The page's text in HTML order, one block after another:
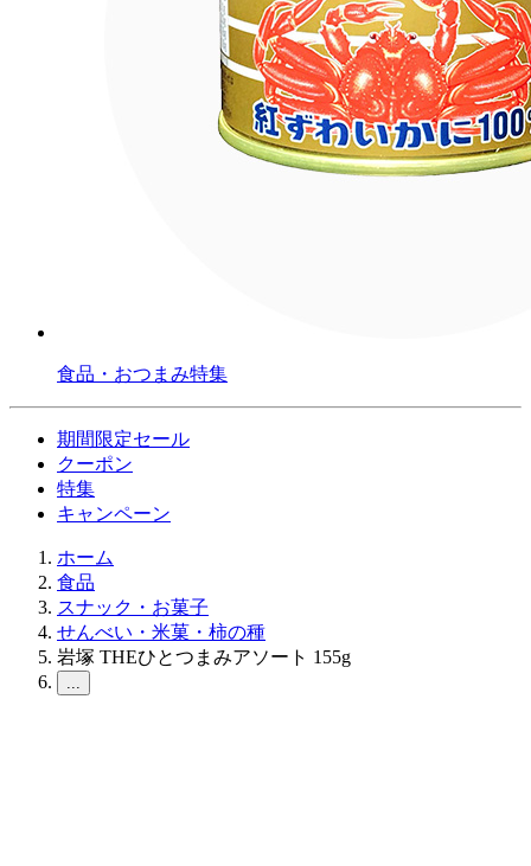
食品・おつまみ特集
期間限定セール
クーポン
特集
キャンペーン
ホーム
食品
スナック・お菓子
せんべい・米菓・柿の種
岩塚 THEひとつまみアソート 155g
...